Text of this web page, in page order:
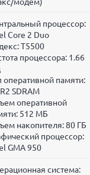
процессор:
Core 2 Duo
T5500
процессора: 1.66
оперативной памяти:
SDRAM
оперативной
512 МБ
накопителя:80 ГБ
процессор:
GMA 950
система: